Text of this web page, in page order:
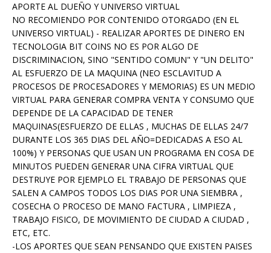
APORTE AL DUEÑO Y UNIVERSO VIRTUAL
NO RECOMIENDO POR CONTENIDO OTORGADO (EN EL
UNIVERSO VIRTUAL) - REALIZAR APORTES DE DINERO EN
TECNOLOGIA BIT COINS NO ES POR ALGO DE
DISCRIMINACION, SINO "SENTIDO COMUN" Y "UN DELITO"
AL ESFUERZO DE LA MAQUINA (NEO ESCLAVITUD A
PROCESOS DE PROCESADORES Y MEMORIAS) ES UN MEDIO
VIRTUAL PARA GENERAR COMPRA VENTA Y CONSUMO QUE
DEPENDE DE LA CAPACIDAD DE TENER
MAQUINAS(ESFUERZO DE ELLAS , MUCHAS DE ELLAS 24/7
DURANTE LOS 365 DIAS DEL AÑO=DEDICADAS A ESO AL
100%) Y PERSONAS QUE USAN UN PROGRAMA EN COSA DE
MINUTOS PUEDEN GENERAR UNA CIFRA VIRTUAL QUE
DESTRUYE POR EJEMPLO EL TRABAJO DE PERSONAS QUE
SALEN A CAMPOS TODOS LOS DIAS POR UNA SIEMBRA ,
COSECHA O PROCESO DE MANO FACTURA , LIMPIEZA ,
TRABAJO FISICO, DE MOVIMIENTO DE CIUDAD A CIUDAD ,
ETC, ETC.
-LOS APORTES QUE SEAN PENSANDO QUE EXISTEN PAISES